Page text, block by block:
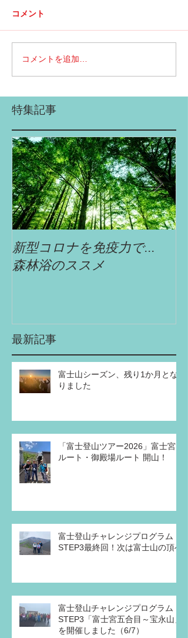
コメント
コメントを追加…
特集記事
新型コロナを免疫力で...
森林浴のススメ
最新記事
富士山シーズン、残り1か月とな
りました
「富士登山ツアー2026」富士宮
ルート・御殿場ルート 開山！
富士登山チャレンジプログラム・
STEP3最終回！次は富士山の頂へ
富士登山チャレンジプログラム
STEP3「富士宮五合目～宝永山」
を開催しました（6/7）